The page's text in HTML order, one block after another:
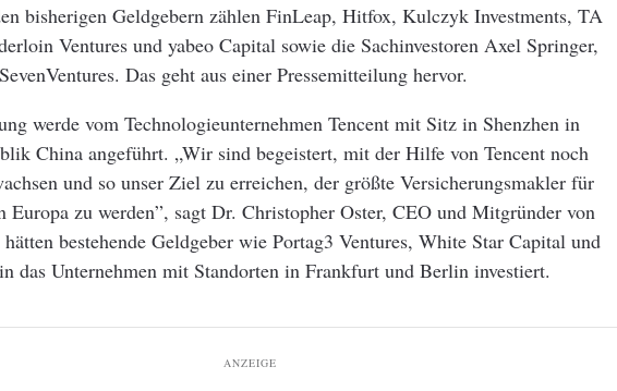
bisherigen Geldgebern zählen FinLeap, Hitfox, Kulczyk Investments, TA
Ventures und yabeo Capital sowie die Sachinvestoren Axel Springer,
Das geht aus einer Pressemitteilung hervor.
werde vom Technologieunternehmen Tencent mit Sitz in Shenzhen in
China angeführt. „Wir sind begeistert, mit der Hilfe von Tencent noch
und so unser Ziel zu erreichen, der größte Versicherungsmakler für
Europa zu werden”, sagt Dr. Christopher Oster, CEO und Mitgründer von
bestehende Geldgeber wie Portag3 Ventures, White Star Capital und
das Unternehmen mit Standorten in Frankfurt und Berlin investiert.
ANZEIGE